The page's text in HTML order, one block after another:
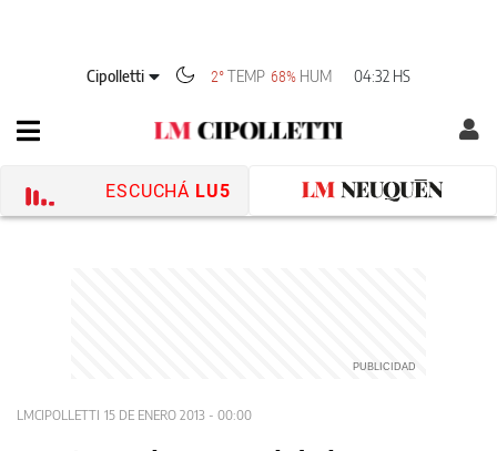
Cipolletti 2° TEMP 68% HUM 04:32 HS
ESCUCHÁ LU5
LMCIPOLLETTI 15 DE ENERO 2013 - 00:00